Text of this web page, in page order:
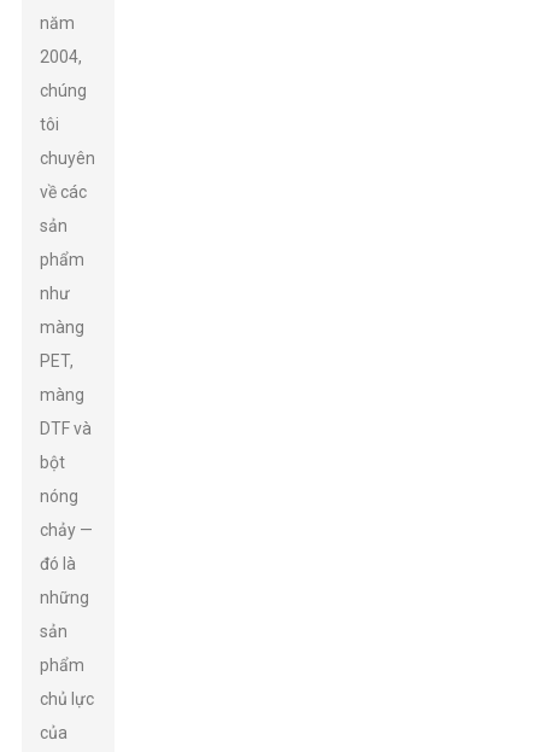
năm
2004,
chúng
tôi
chuyên
về các
sản
phẩm
như
màng
PET,
màng
DTF và
bột
nóng
chảy —
đó là
những
sản
phẩm
chủ lực
của